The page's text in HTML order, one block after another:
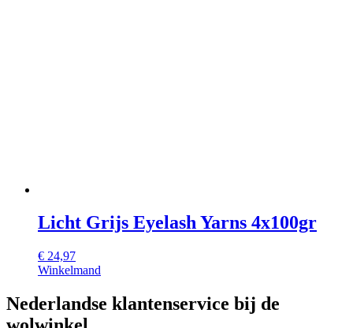
Licht Grijs Eyelash Yarns 4x100gr
€ 24,97
Winkelmand
Nederlandse klantenservice bij de